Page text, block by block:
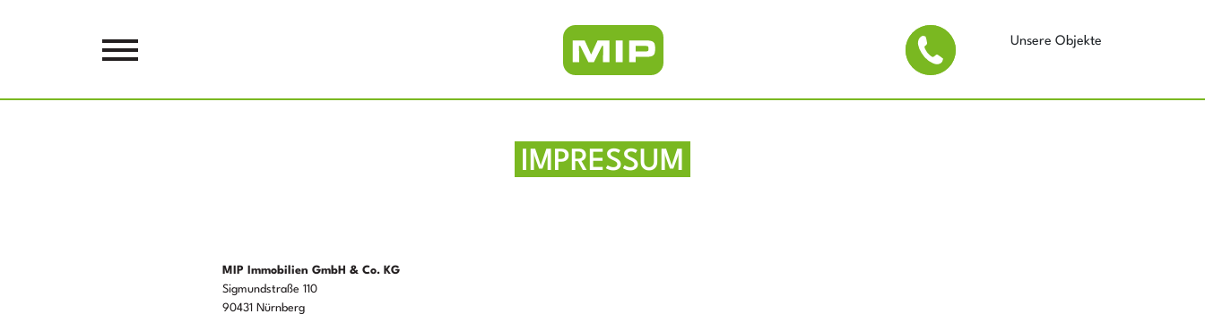
Unsere Objekte
IMPRESSUM
MIP Immobilien GmbH & Co. KG
Sigmundstraße 110
90431 Nürnberg